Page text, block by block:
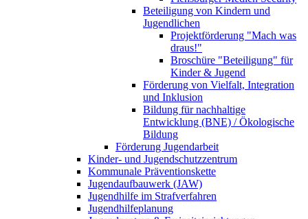
Beteiligung von Kindern und
Jugendlichen
Projektförderung "Mach was
draus!"
Broschüre "Beteiligung" für
Kinder & Jugend
Förderung von Vielfalt, Integration
und Inklusion
Bildung für nachhaltige
Entwicklung (BNE) / Ökologische
Bildung
Förderung Jugendarbeit
Kinder- und Jugendschutzzentrum
Kommunale Präventionskette
Jugendaufbauwerk (JAW)
Jugendhilfe im Strafverfahren
Jugendhilfeplanung